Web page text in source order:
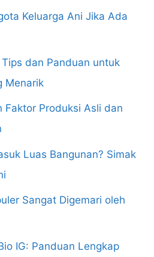
Keluarga Ani Jika Ada
dan Panduan untuk
Menarik
Faktor Produksi Asli dan
Luas Bangunan? Simak
Sangat Digemari oleh
IG: Panduan Lengkap